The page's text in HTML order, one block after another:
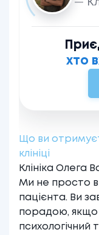
хто
Що ви
клініці
Клініка Олега
Ми не просто
пацієнта. Ви
порадою, якщо
психологічний